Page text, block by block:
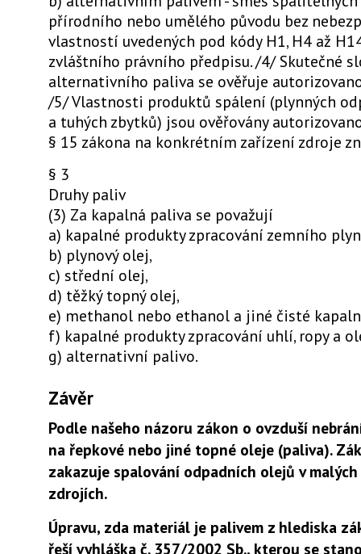
přírodního nebo umělého původu bez
vlastností uvedených pod kódy H1, H4 až
zvláštního právního předpisu. /4/ Skutečné
alternativního paliva se ověřuje
/5/ Vlastnosti produktů spálení (plynných
a tuhých zbytků) jsou ověřovány
§ 15 zákona na konkrétním zařízení zdroje
§ 3
Druhy paliv
(3) Za kapalná paliva se považují
a) kapalné produkty zpracování zemního
b) plynový olej,
c) střední olej,
d) těžký topný olej,
e) methanol nebo ethanol a jiné čisté
f) kapalné produkty zpracování uhlí, ropy a
g) alternativní palivo.
Závěr
Podle našeho názoru zákon o ovzduší
na řepkové nebo jiné topné oleje (paliva).
zakazuje spalování odpadních olejů v
zdrojích.
Úpravu, zda materiál je palivem z hlediska
řeší vyhláška č. 357/2002 Sb., kterou se